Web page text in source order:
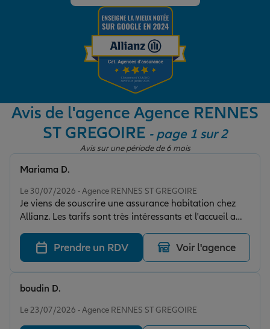
Préparer l’avenir
Garantie des accidents de la vie
Protection juridique
Retraite
Avis de l'agence Agence RENNES
ST GREGOIRE - page 1 sur 2
Avis sur une période de 6 mois
Le 30/07/2026 - Agence RENNES ST GREGOIRE
Je viens de souscrire une assurance habitation chez
Allianz. Les tarifs sont très intéressants et l'accueil a
été excellent. Tout m'a été expliqué de façon claire, et
la souscription a été rapide et efficace. Je suis très
satisfait de cette première expérience et je
recommande cette agence.😊
Mariama D.
Prendre un RDV Voir l'agence
Le 23/07/2026 - Agence RENNES ST GREGOIRE
boudin D.